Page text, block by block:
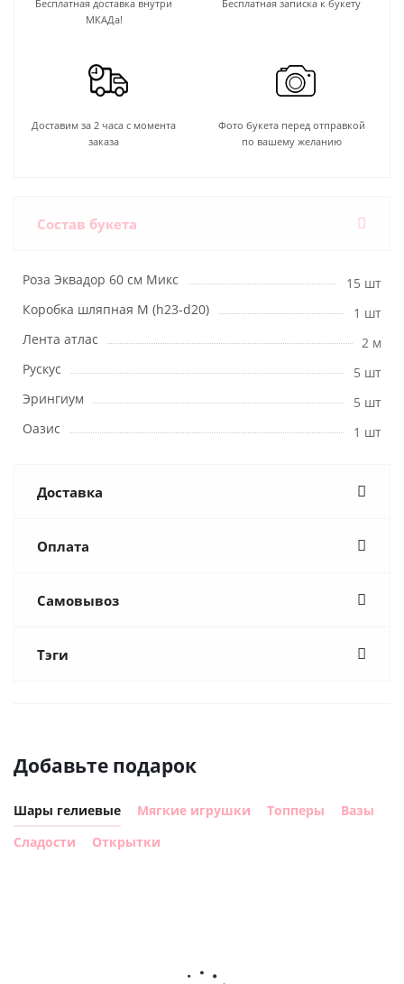
Бесплатная доставка внутри
МКАДа!
Бесплатная записка к букету
Доставим за 2 часа с момента
заказа
Фото букета перед отправкой
по вашему желанию
Состав букета
Роза Эквадор 60 см Микс
15 шт
Коробка шляпная M (h23-d20)
1 шт
Лента атлас
2 м
Рускус
5 шт
Эрингиум
5 шт
Оазис
1 шт
Доставка
Оплата
Самовывоз
Тэги
Добавьте подарок
Шары гелиевые Мягкие игрушки Топперы
Вазы
Сладости
Открытки